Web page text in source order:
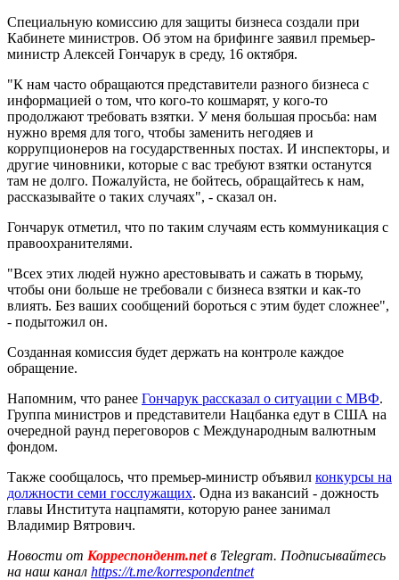
Специальную комиссию для защиты бизнеса создали при
Кабинете министров. Об этом на брифинге заявил премьер-
министр Алексей Гончарук в среду, 16 октября.
"К нам часто обращаются представители разного бизнеса с
информацией о том, что кого-то кошмарят, у кого-то
продолжают требовать взятки. У меня большая просьба: нам
нужно время для того, чтобы заменить негодяев и
коррупционеров на государственных постах. И инспекторы, и
другие чиновники, которые с вас требуют взятки останутся
там не долго. Пожалуйста, не бойтесь, обращайтесь к нам,
рассказывайте о таких случаях", - сказал он.
Гончарук отметил, что по таким случаям есть коммуникация с
правоохранителями.
"Всех этих людей нужно арестовывать и сажать в тюрьму,
чтобы они больше не требовали с бизнеса взятки и как-то
влиять. Без ваших сообщений бороться с этим будет сложнее",
- подытожил он.
Созданная комиссия будет держать на контроле каждое
обращение.
Напомним, что ранее Гончарук рассказал о ситуации с МВФ.
Группа министров и представители Нацбанка едут в США на
очередной раунд переговоров с Международным валютным
фондом.
Также сообщалось, что премьер-министр объявил конкурсы на
должности семи госслужащих. Одна из вакансий - дожность
главы Института нацпамяти, которую ранее занимал
Владимир Вятрович.
Новости от Корреспондент.netв Telegram. Подписывайтесь
на наш канал https://t.me/korrespondentnet